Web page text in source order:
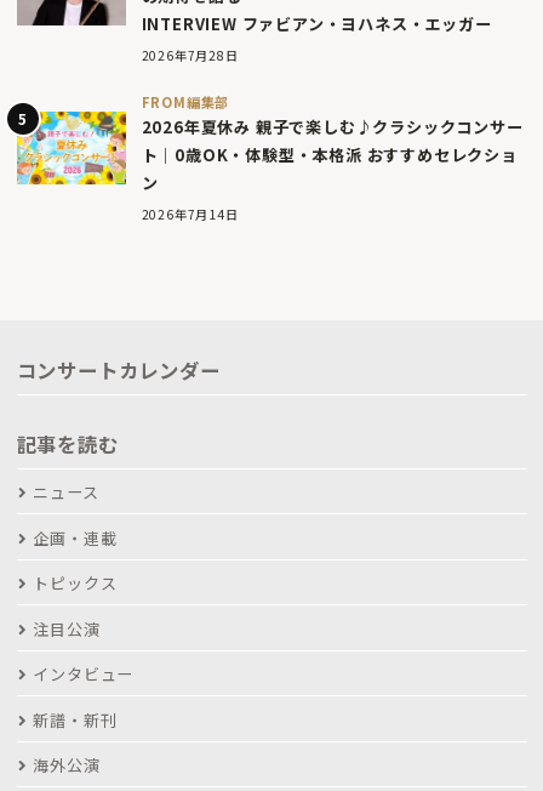
INTERVIEW ファビアン・ヨハネス・エッガー
2026年7月28日
FROM編集部
2026年夏休み 親子で楽しむ♪クラシックコンサー
ト｜0歳OK・体験型・本格派 おすすめセレクショ
ン
2026年7月14日
コンサートカレンダー
記事を読む
ニュース
企画・連載
トピックス
注目公演
インタビュー
新譜・新刊
海外公演